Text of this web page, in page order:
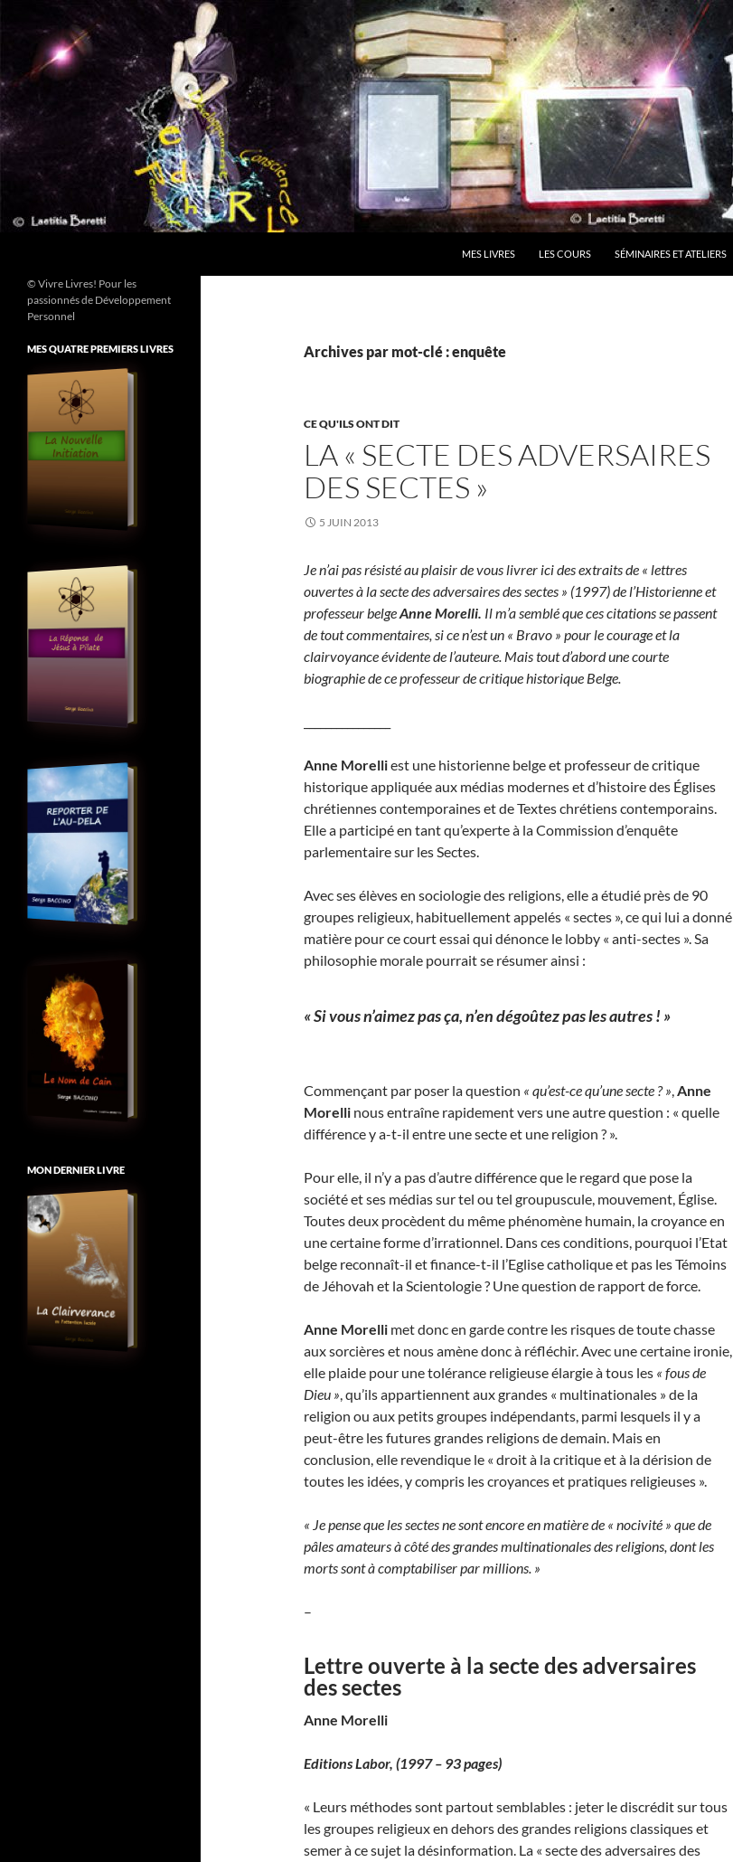
contenu
MES LIVRES LES COURS SÉMINAIRES ET ATELIERS
Archives par mot-clé : enquête
CE QU'ILS ONT DIT
LA « SECTE DES ADVERSAIRES
DES SECTES »
5 JUIN 2013
Je n’ai pas résisté au plaisir de vous livrer ici des extraits de « lettres
ouvertes à la secte des adversaires des sectes » (1997) de l’Historienne et
professeur belgeAnne Morelli. Il m’a semblé que ces citations se passent
de tout commentaires, si ce n’est un « Bravo » pour le courage et la
clairvoyance évidente de l’auteure. Mais tout d’abord une courte
biographie de ce professeur de critique historique Belge.
Anne Morelliest une historienne belge et professeur de critique
historique appliquée aux médias modernes et d’histoire des Églises
chrétiennes contemporaines et de Textes chrétiens contemporains.
Elle a participé en tant qu’experte à la Commission d’enquête
parlementaire sur les Sectes.
Avec ses élèves en sociologie des religions, elle a étudié près de 90
groupes religieux, habituellement appelés « sectes », ce qui lui a donné
matière pour ce court essai qui dénonce le lobby « anti-sectes ». Sa
philosophie morale pourrait se résumer ainsi :
« Si vous n’aimez pas ça, n’en dégoûtez pas les autres ! »
Commençant par poser la question « qu’est-ce qu’une secte ? »,Anne
Morelli nous entraîne rapidement vers une autre question : « quelle
différence y a-t-il entre une secte et une religion ? ».
Pour elle, il n’y a pas d’autre différence que le regard que pose la
société et ses médias sur tel ou tel groupuscule, mouvement, Église.
Toutes deux procèdent du même phénomène humain, la croyance en
une certaine forme d’irrationnel. Dans ces conditions, pourquoi l’Etat
belge reconnaît-il et finance-t-il l’Eglise catholique et pas les Témoins
de Jéhovah et la Scientologie ? Une question de rapport de force.
Anne Morelli met donc en garde contre les risques de toute chasse
aux sorcières et nous amène donc à réfléchir. Avec une certaine ironie,
elle plaide pour une tolérance religieuse élargie à tous les « fous de
Dieu », qu’ils appartiennent aux grandes « multinationales » de la
religion ou aux petits groupes indépendants, parmi lesquels il y a
peut-être les futures grandes religions de demain. Mais en
conclusion, elle revendique le « droit à la critique et à la dérision de
toutes les idées, y compris les croyances et pratiques religieuses ».
« Je pense que les sectes ne sont encore en matière de « nocivité » que de
pâles amateurs à côté des grandes multinationales des religions, dont les
morts sont à comptabiliser par millions. »
–
Lettre ouverte à la secte des adversaires
des sectes
Anne Morelli
Editions Labor, (1997 – 93 pages)
« Leurs méthodes sont partout semblables : jeter le discrédit sur tous
les groupes religieux en dehors des grandes religions classiques et
semer à ce sujet la désinformation. La « secte des adversaires des
© Vivre Livres! Pour les
passionnés de Développement
Personnel
MES QUATRE PREMIERS LIVRES
MON DERNIER LIVRE